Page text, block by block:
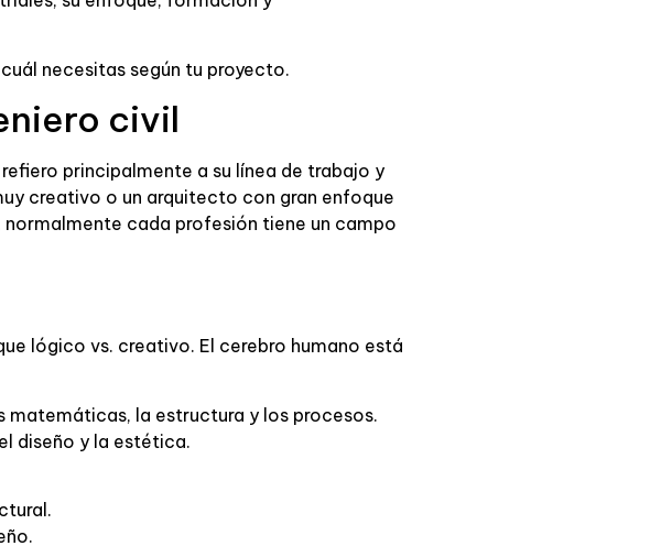
necesitas según tu proyecto.
civil
principalmente a su línea de trabajo y
creativo o un arquitecto con gran enfoque
cada profesión tiene un campo
lógico vs. creativo. El cerebro humano está
matemáticas, la estructura y los procesos.
diseño y la estética.